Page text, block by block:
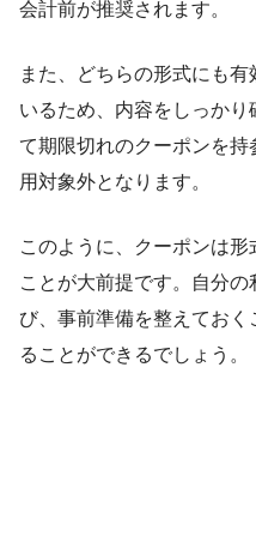
会計前が推奨されます。
また、どちらの形式にも
いるため、内容をしっか
て期限切れのクーポンを
用対象外となります。
このように、クーポンは形
ことが大前提です。自分
び、事前準備を整えてお
ることができるでしょう。